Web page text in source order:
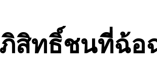
ภิสิทธิ์ชนที่ฉ้อ